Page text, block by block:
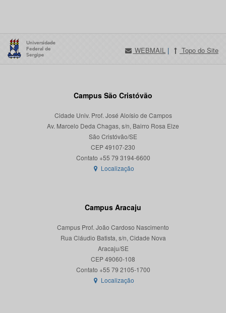
WEBMAIL | Topo do Site
Campus São Cristóvão
Cidade Univ. Prof. José Aloísio de Campos
Av. Marcelo Deda Chagas, s/n, Bairro Rosa Elze
São Cristóvão/SE
CEP 49107-230
Localização
Campus Aracaju
Campus Prof. João Cardoso Nascimento
Rua Cláudio Batista, s/n, Cidade Nova
Aracaju/SE
CEP 49060-108
Localização